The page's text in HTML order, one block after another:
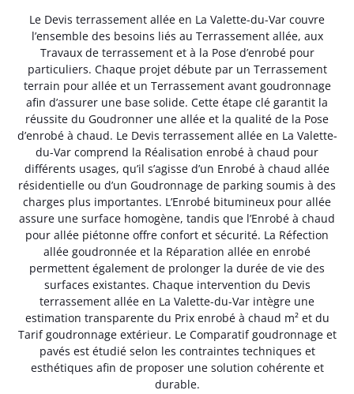
Le Devis terrassement allée en La Valette-du-Var couvre
l’ensemble des besoins liés au Terrassement allée, aux
Travaux de terrassement et à la Pose d’enrobé pour
particuliers. Chaque projet débute par un Terrassement
terrain pour allée et un Terrassement avant goudronnage
afin d’assurer une base solide. Cette étape clé garantit la
réussite du Goudronner une allée et la qualité de la Pose
d’enrobé à chaud. Le Devis terrassement allée en La Valette-
du-Var comprend la Réalisation enrobé à chaud pour
différents usages, qu’il s’agisse d’un Enrobé à chaud allée
résidentielle ou d’un Goudronnage de parking soumis à des
charges plus importantes. L’Enrobé bitumineux pour allée
assure une surface homogène, tandis que l’Enrobé à chaud
pour allée piétonne offre confort et sécurité. La Réfection
allée goudronnée et la Réparation allée en enrobé
permettent également de prolonger la durée de vie des
surfaces existantes. Chaque intervention du Devis
terrassement allée en La Valette-du-Var intègre une
estimation transparente du Prix enrobé à chaud m² et du
Tarif goudronnage extérieur. Le Comparatif goudronnage et
pavés est étudié selon les contraintes techniques et
esthétiques afin de proposer une solution cohérente et
durable.